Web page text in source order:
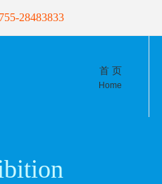
28483833
首 页
Home